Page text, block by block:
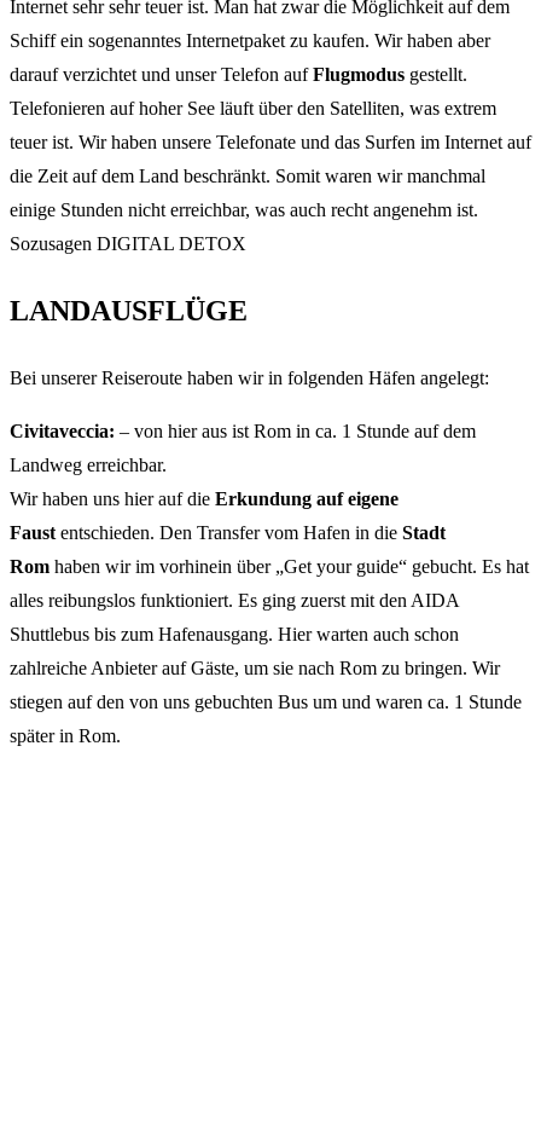
Internet sehr sehr teuer ist. Man hat zwar die Möglichkeit auf dem
Schiff ein sogenanntes Internetpaket zu kaufen. Wir haben aber
darauf verzichtet und unser Telefon aufFlugmodus gestellt.
Telefonieren auf hoher See läuft über den Satelliten, was extrem
teuer ist. Wir haben unsere Telefonate und das Surfen im Internet auf
die Zeit auf dem Land beschränkt. Somit waren wir manchmal
einige Stunden nicht erreichbar, was auch recht angenehm ist.
Sozusagen DIGITAL DETOX
LANDAUSFLÜGE
Bei unserer Reiseroute haben wir in folgenden Häfen angelegt:
Civitaveccia: – von hier aus ist Rom in ca. 1 Stunde auf dem
Landweg erreichbar.
Wir haben uns hier auf die Erkundung auf eigene
Faust entschieden. Den Transfer vom Hafen in die Stadt
Rom haben wir im vorhinein über „Get your guide“ gebucht. Es hat
alles reibungslos funktioniert. Es ging zuerst mit den AIDA
Shuttlebus bis zum Hafenausgang. Hier warten auch schon
zahlreiche Anbieter auf Gäste, um sie nach Rom zu bringen. Wir
stiegen auf den von uns gebuchten Bus um und waren ca. 1 Stunde
später in Rom.